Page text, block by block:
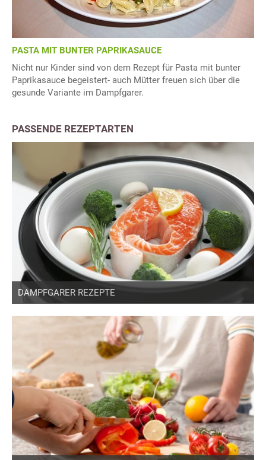
PASTA MIT BUNTER PAPRIKASAUCE
Nicht nur Kinder sind von dem Rezept für Pasta mit bunter
Paprikasauce begeistert- auch Mütter freuen sich über die
gesunde Variante im Dampfgarer.
PASSENDE REZEPTARTEN
DAMPFGARER REZEPTE